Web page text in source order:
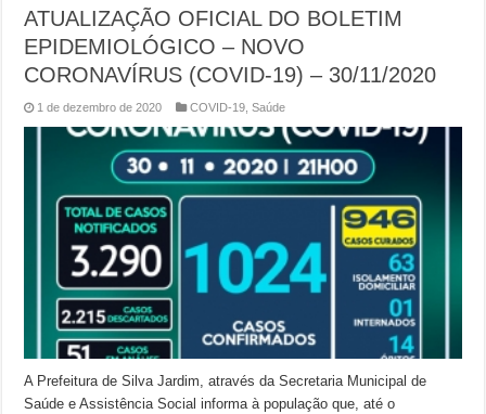
ATUALIZAÇÃO OFICIAL DO BOLETIM
EPIDEMIOLÓGICO – NOVO
CORONAVÍRUS (COVID-19) – 30/11/2020
1 de dezembro de 2020 COVID-19 ,Saúde
A Prefeitura de Silva Jardim, através da Secretaria Municipal de
Saúde e Assistência Social informa à população que, até o